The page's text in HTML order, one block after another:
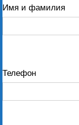
Имя и фамилия
Телефон